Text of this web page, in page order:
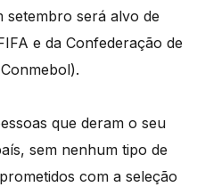
setembro será alvo de
e da Confederação de
que deram o seu
sem nenhum tipo de
com a seleção